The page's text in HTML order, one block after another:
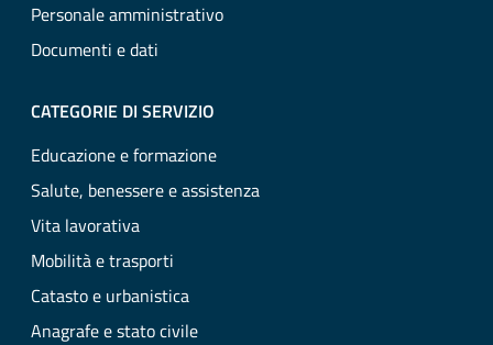
Personale amministrativo
Documenti e dati
CATEGORIE DI SERVIZIO
Educazione e formazione
Salute, benessere e assistenza
Vita lavorativa
Mobilità e trasporti
Catasto e urbanistica
Anagrafe e stato civile